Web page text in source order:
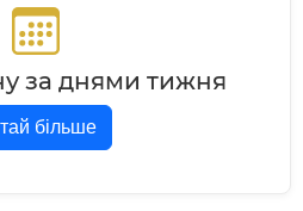
за днями тижня
більше